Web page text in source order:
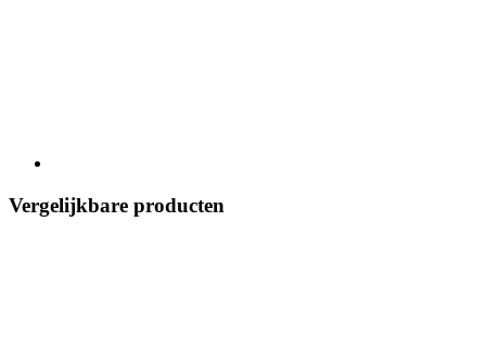
Vergelijkbare producten